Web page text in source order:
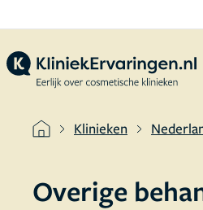
Klinieken
Overige